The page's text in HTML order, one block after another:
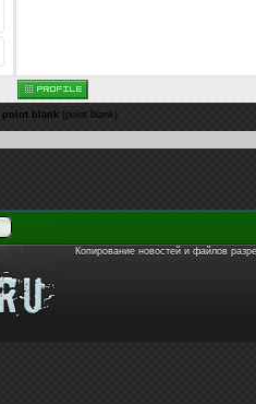
point blank (point blank)
Копирование новостей и файлов